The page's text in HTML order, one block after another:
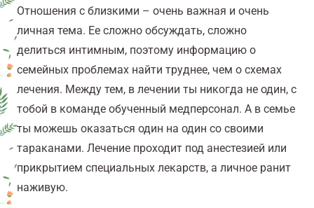
Отношения с близкими – очень важная и очень
личная тема. Ее сложно обсуждать, сложно
делиться интимным, поэтому информацию о
семейных проблемах найти труднее, чем о схемах
лечения. Между тем, в лечении ты никогда не один, с
тобой в команде обученный медперсонал. А в семье
ты можешь оказаться один на один со своими
тараканами. Лечение проходит под анестезией или
прикрытием специальных лекарств, а личное ранит
наживую.